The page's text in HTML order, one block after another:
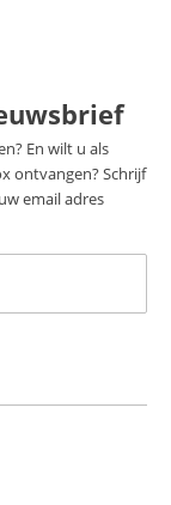
En wilt u als
ontvangen? Schrijf
email adres